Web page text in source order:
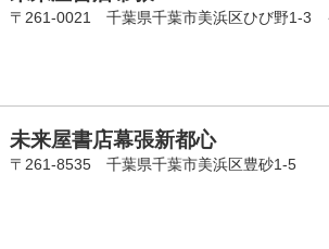
〒261-0021 千葉県千葉市美浜区ひび野1-3
未来屋書店幕張新都心
〒261-8535 千葉県千葉市美浜区豊砂1-5